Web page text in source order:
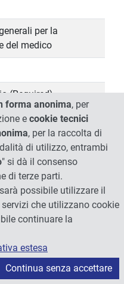
per la
del medico
(Required)
Orlacchio
Ore - Antonio
forma anonima, per
e cookie tecnici
, per la raccolta di
di utilizzo, entrambi
" si dà il consenso
di terze parti.
possibile utilizzare il
che utilizzano cookie
continuare la
estesa
Continua senza accettare